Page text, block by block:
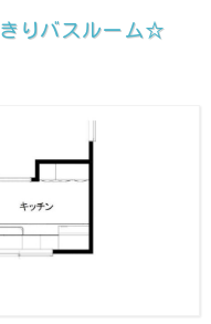
りバスルーム☆